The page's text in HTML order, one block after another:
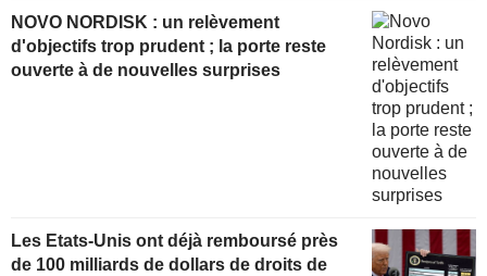
NOVO NORDISK : un relèvement
d'objectifs trop prudent ; la porte reste
ouverte à de nouvelles surprises
Les Etats-Unis ont déjà remboursé près
de 100 milliards de dollars de droits de